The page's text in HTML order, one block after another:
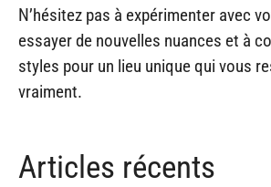
N’hésitez pas à expérimenter avec
essayer de nouvelles nuances et à
styles pour un lieu unique qui vous
vraiment.
Articles récents